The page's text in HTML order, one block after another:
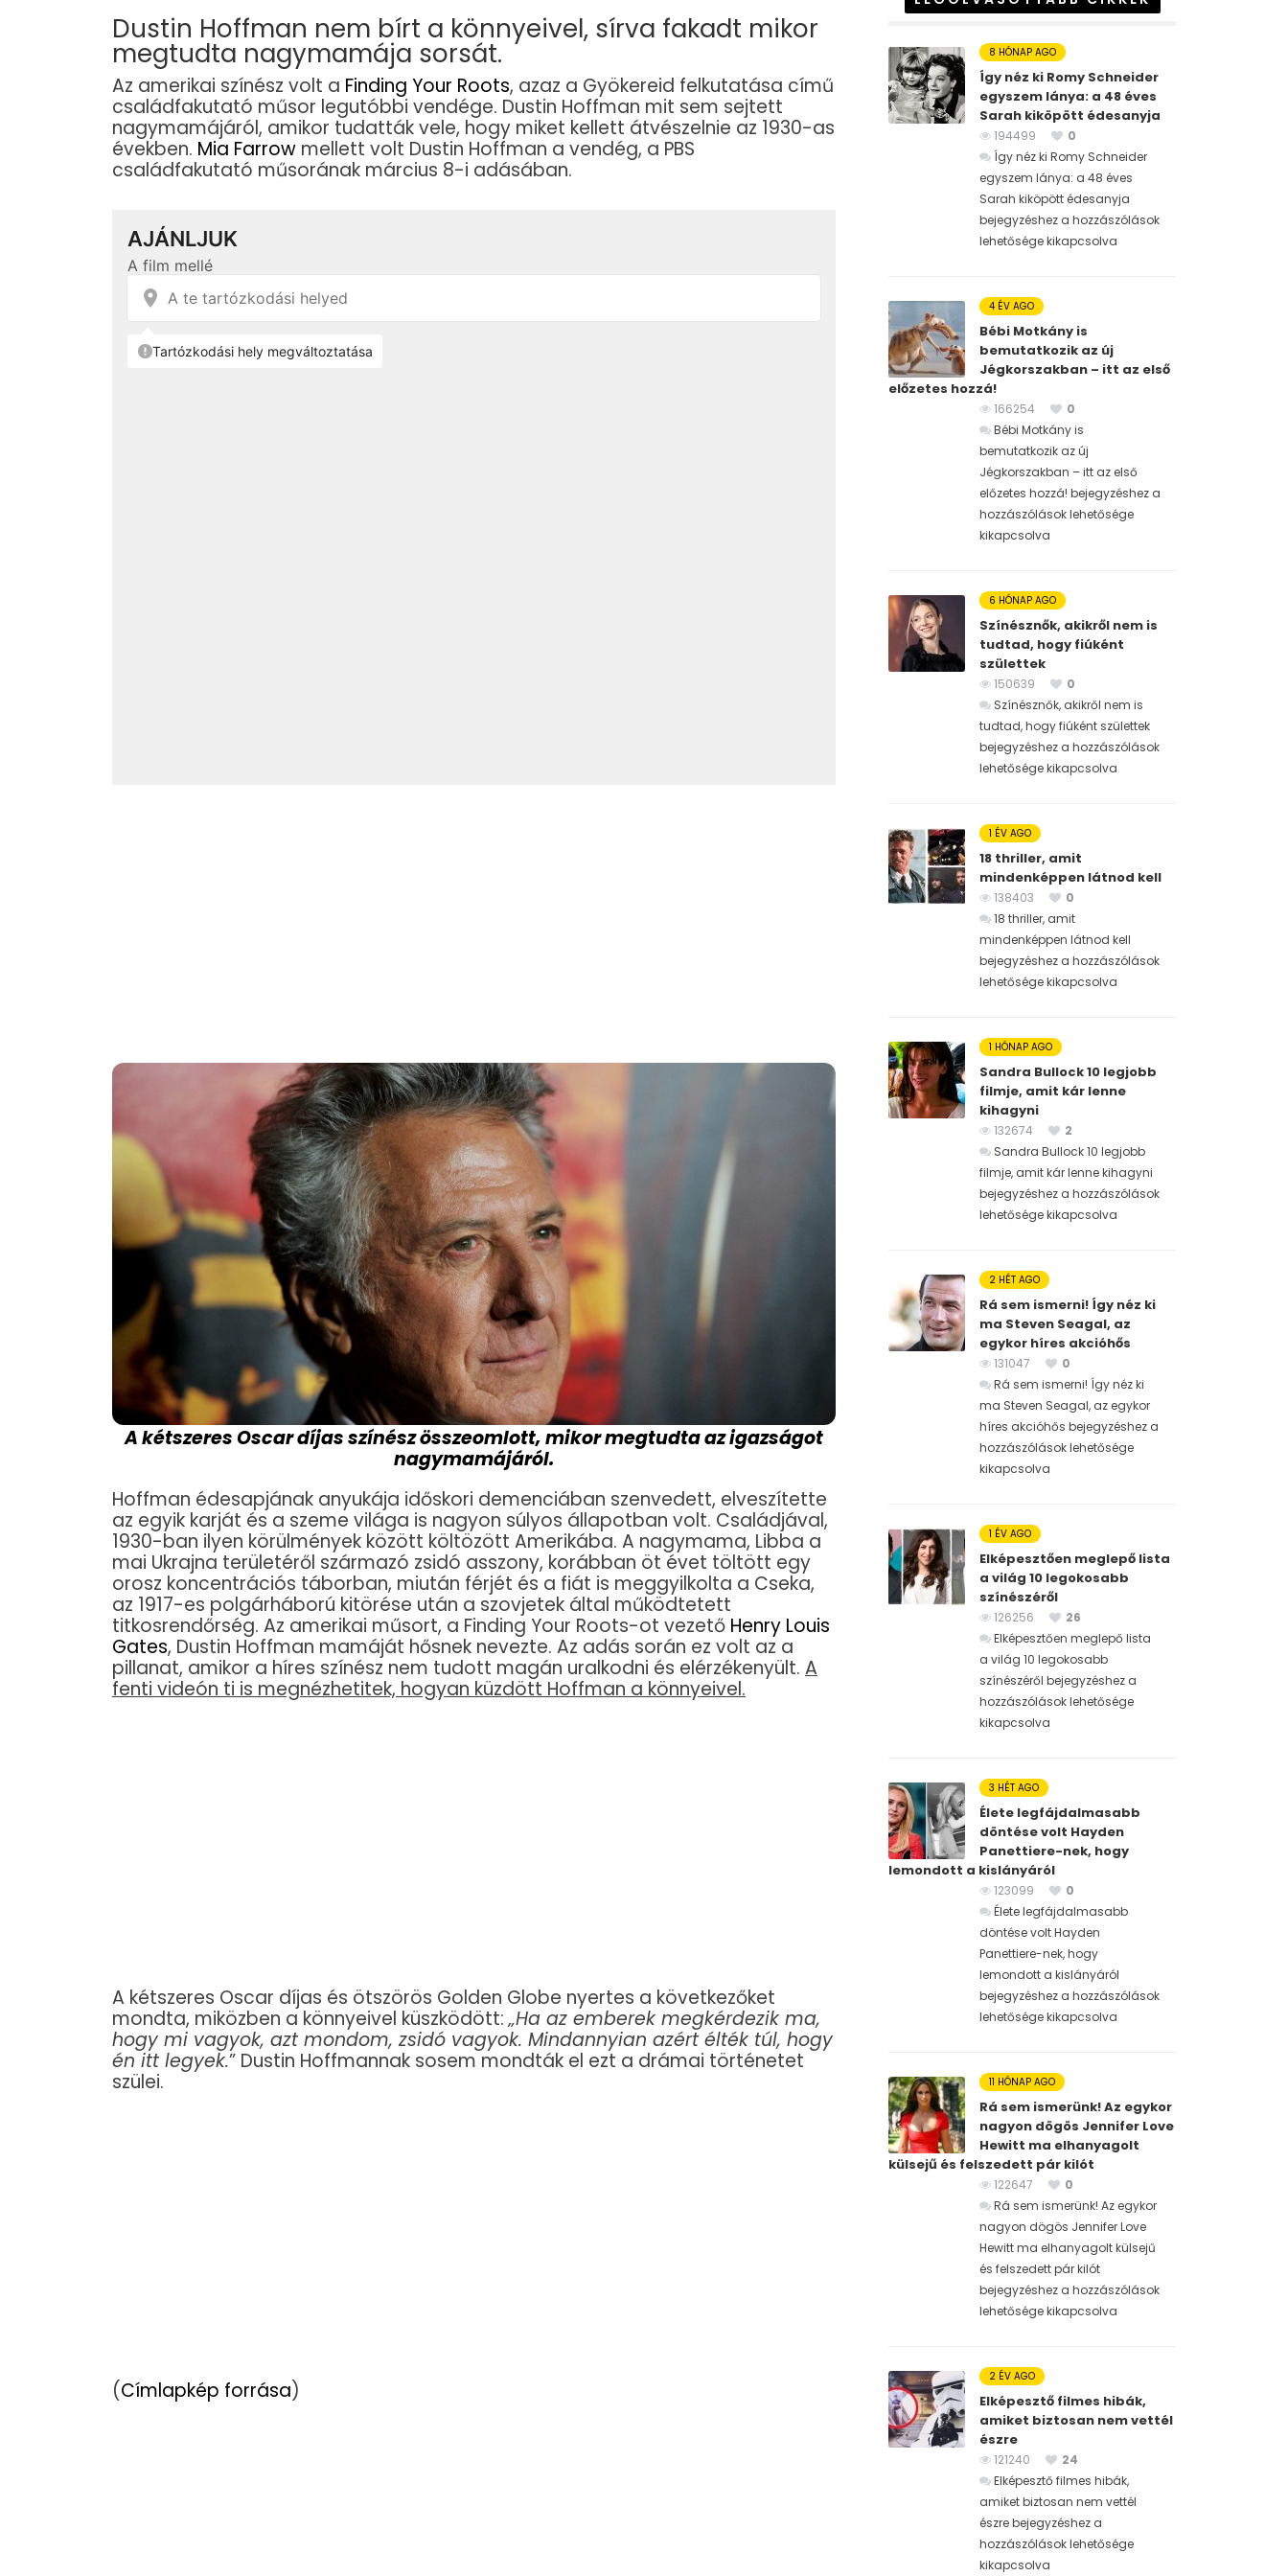
Dustin Hoffman nem bírt a könnyeivel, sírva fakadt mikor
megtudta nagymamája sorsát.
Az amerikai színész volt a Finding Your Roots, azaz a Gyökereid felkutatása című
családfakutató műsor legutóbbi vendége. Dustin Hoffman mit sem sejtett
nagymamájáról, amikor tudatták vele, hogy miket kellett átvészelnie az 1930-as
években. Mia Farrow mellett volt Dustin Hoffman a vendég, a PBS
családfakutató műsorának március 8-i adásában.
A kétszeres Oscar díjas színész összeomlott, mikor megtudta az igazságot
nagymamájáról.
Hoffman édesapjának anyukája időskori demenciában szenvedett, elveszítette
az egyik karját és a szeme világa is nagyon súlyos állapotban volt. Családjával,
1930-ban ilyen körülmények között költözött Amerikába. A nagymama, Libba a
mai Ukrajna területéről származó zsidó asszony, korábban öt évet töltött egy
orosz koncentrációs táborban, miután férjét és a fiát is meggyilkolta a Cseka,
az 1917-es polgárháború kitörése után a szovjetek által működtetett
titkosrendőrség. Az amerikai műsort, a Finding Your Roots-ot vezető Henry Louis
Gates, Dustin Hoffman mamáját hősnek nevezte. Az adás során ez volt az a
pillanat, amikor a híres színész nem tudott magán uralkodni és elérzékenyült. A
fenti videón ti is megnézhetitek, hogyan küzdött Hoffman a könnyeivel.
A kétszeres Oscar díjas és ötszörös Golden Globe nyertes a következőket
mondta, miközben a könnyeivel küszködött:„Ha az emberek megkérdezik ma,
hogy mi vagyok, azt mondom, zsidó vagyok. Mindannyian azért élték túl, hogy
én itt legyek.” Dustin Hoffmannak sosem mondták el ezt a drámai történetet
szülei.
(Címlapkép forrása)
8 HÓNAP AGO
Így néz ki Romy Schneider
egyszem lánya: a 48 éves
Sarah kiköpött édesanyja
194499
0
Így néz ki Romy Schneider
egyszem lánya: a 48 éves
Sarah kiköpött édesanyja
bejegyzéshez a hozzászólások
lehetősége kikapcsolva
4 ÉV AGO
Bébi Motkány is
bemutatkozik az új
Jégkorszakban – itt az első
előzetes hozzá!
166254
0
Bébi Motkány is
bemutatkozik az új
Jégkorszakban – itt az első
előzetes hozzá! bejegyzéshez a
hozzászólások lehetősége
kikapcsolva
6 HÓNAP AGO
Színésznők, akikről nem is
tudtad, hogy fiúként
születtek
150639
0
Színésznők, akikről nem is
tudtad, hogy fiúként születtek
bejegyzéshez a hozzászólások
lehetősége kikapcsolva
1 ÉV AGO
18 thriller, amit
mindenképpen látnod kell
138403
0
18 thriller, amit
mindenképpen látnod kell
bejegyzéshez a hozzászólások
lehetősége kikapcsolva
1 HÓNAP AGO
Sandra Bullock 10 legjobb
filmje, amit kár lenne
kihagyni
132674
2
Sandra Bullock 10 legjobb
filmje, amit kár lenne kihagyni
bejegyzéshez a hozzászólások
lehetősége kikapcsolva
2 HÉT AGO
Rá sem ismerni! Így néz ki
ma Steven Seagal, az
egykor híres akcióhős
131047
0
Rá sem ismerni! Így néz ki
ma Steven Seagal, az egykor
híres akcióhős bejegyzéshez a
hozzászólások lehetősége
kikapcsolva
1 ÉV AGO
Elképesztően meglepő lista
a világ 10 legokosabb
színészéről
126256
26
Elképesztően meglepő lista
a világ 10 legokosabb
színészéről bejegyzéshez a
hozzászólások lehetősége
kikapcsolva
3 HÉT AGO
Élete legfájdalmasabb
döntése volt Hayden
Panettiere-nek, hogy
lemondott a kislányáról
123099
0
Élete legfájdalmasabb
döntése volt Hayden
Panettiere-nek, hogy
lemondott a kislányáról
bejegyzéshez a hozzászólások
lehetősége kikapcsolva
11 HÓNAP AGO
Rá sem ismerünk! Az egykor
nagyon dögös Jennifer Love
Hewitt ma elhanyagolt
külsejű és felszedett pár kilót
122647
0
Rá sem ismerünk! Az egykor
nagyon dögös Jennifer Love
Hewitt ma elhanyagolt külsejű
és felszedett pár kilót
bejegyzéshez a hozzászólások
lehetősége kikapcsolva
2 ÉV AGO
Elképesztő filmes hibák,
amiket biztosan nem vettél
észre
121240
24
Elképesztő filmes hibák,
amiket biztosan nem vettél
észre bejegyzéshez a
hozzászólások lehetősége
kikapcsolva